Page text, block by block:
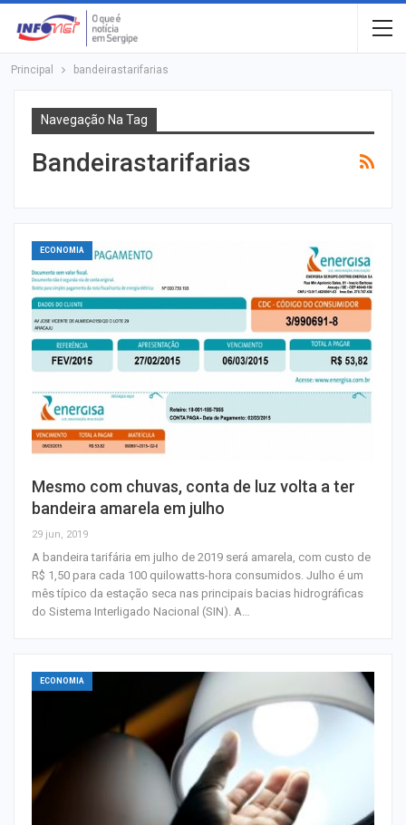
Principal bandeirastarifarias
Navegação Na Tag
Bandeirastarifarias
ECONOMIA
Mesmo com chuvas, conta de luz volta a ter
bandeira amarela em julho
29 jun, 2019
A bandeira tarifária em julho de 2019 será amarela, com custo de
R$ 1,50 para cada 100 quilowatts-hora consumidos. Julho é um
mês típico da estação seca nas principais bacias hidrográficas
do Sistema Interligado Nacional (SIN). A…
ECONOMIA